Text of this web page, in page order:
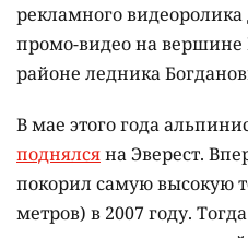
рекламного
промо-видео на
районе ледника
В мае этого года
поднялсяна Эверест.
покорил самую высокую
метров) в 2007 году.